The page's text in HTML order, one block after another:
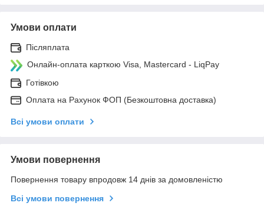
Умови оплати
Післяплата
Онлайн-оплата карткою Visa, Mastercard - LiqPay
Готівкою
Оплата на Рахунок ФОП (Безкоштовна доставка)
Всі умови оплати
Умови повернення
Повернення товару впродовж 14 днів за домовленістю
Всі умови повернення